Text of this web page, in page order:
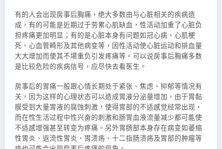
有的人会出现房事后胸痛，绝大多数由与心脏相关的疾病造
成，有的可能是近期过于劳累心肌缺血，性活动加重了心脏负
担疼痛更加明显；有的是心脏本身有问题如冠心病、心肌梗
死、心血管畸形及其他病变等，因性活动使心脏运动和排血量
大大增加而使其不堪重负引发疼痛等。可以说房事后胸痛多数
是比较危险的疾病信号，应尽快去看医生。
房事后的胃痛一般跟心情长期处于紧张、焦虑、抑郁等情况有
关，因为这样的心理状态可以造成胃液分泌量增加，由于胃黏
膜受到大量胃液的腐蚀刺激，使得胃部的不适感觉经常出现，
而在性生活过程中性兴奋的刺激和肠胃血液流量减少都可能使
不适感增强甚至转变为疼痛。另外胃肠部本身存在病变如萎缩
性胃炎、返流性胃炎、胃溃疡、十二指肠溃疡及胃部的肿瘤等